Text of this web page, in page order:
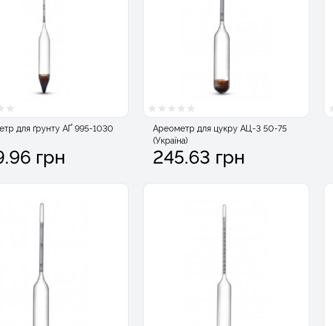
для ґрунту АҐ 995-1030
грн
Ареометр для цукру АЦ-3 50-75
(Україна)
245.63 грн